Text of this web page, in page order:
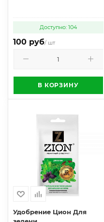
Доступно: 104
100 руб/ шт
В КОРЗИНУ
Удобрение Цион Для